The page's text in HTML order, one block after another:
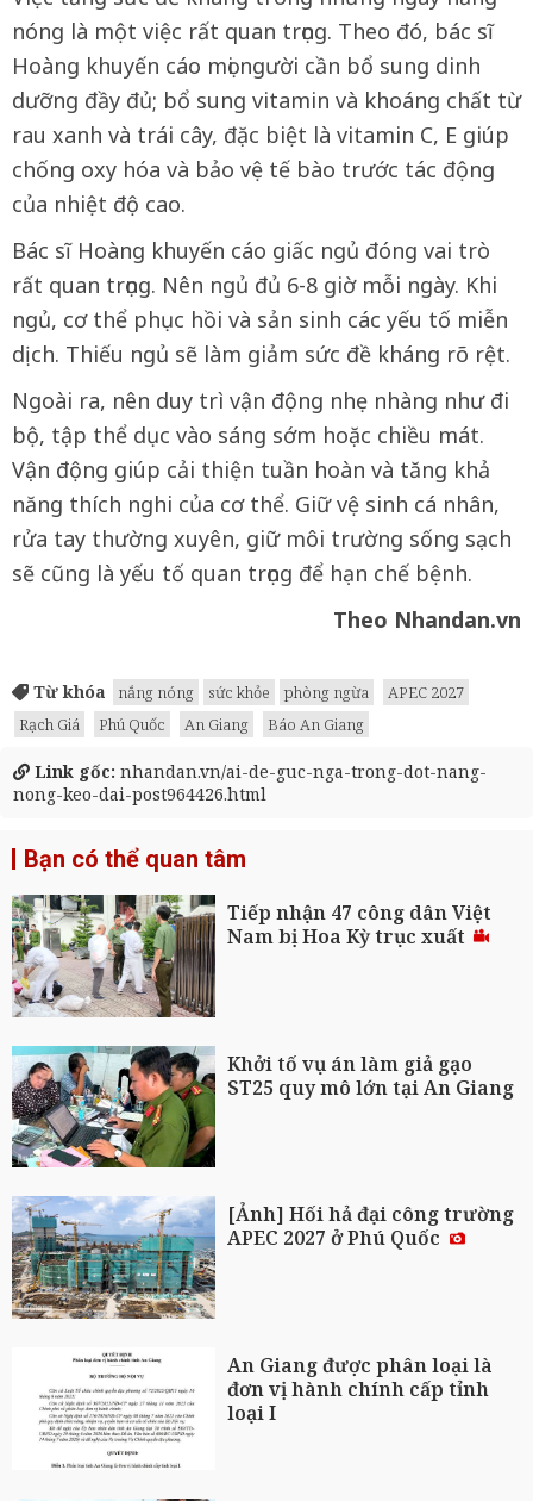
nóng là một việc rất quan trọng. Theo đó, bác sĩ
Hoàng khuyến cáo mọi người cần bổ sung dinh
dưỡng đầy đủ; bổ sung vitamin và khoáng chất từ
rau xanh và trái cây, đặc biệt là vitamin C, E giúp
chống oxy hóa và bảo vệ tế bào trước tác động
của nhiệt độ cao.
Bác sĩ Hoàng khuyến cáo giấc ngủ đóng vai trò
rất quan trọng. Nên ngủ đủ 6-8 giờ mỗi ngày. Khi
ngủ, cơ thể phục hồi và sản sinh các yếu tố miễn
dịch. Thiếu ngủ sẽ làm giảm sức đề kháng rõ rệt.
Ngoài ra, nên duy trì vận động nhẹ nhàng như đi
bộ, tập thể dục vào sáng sớm hoặc chiều mát.
Vận động giúp cải thiện tuần hoàn và tăng khả
năng thích nghi của cơ thể. Giữ vệ sinh cá nhân,
rửa tay thường xuyên, giữ môi trường sống sạch
sẽ cũng là yếu tố quan trọng để hạn chế bệnh.
Theo Nhandan.vn
Từ khóa nắng nóng sức khỏe phòng ngừa
APEC 2027
Rạch Giá
Phú Quốc An Giang Báo An Giang
Link gốc: nhandan.vn/ai-de-guc-nga-trong-dot-nang-
nong-keo-dai-post964426.html
Bạn có thể quan tâm
Tiếp nhận 47 công dân Việt
Nam bị Hoa Kỳ trục xuất
Khởi tố vụ án làm giả gạo
ST25 quy mô lớn tại An Giang
[Ảnh] Hối hả đại công trường
APEC 2027 ở Phú Quốc
An Giang được phân loại là
đơn vị hành chính cấp tỉnh
loại I